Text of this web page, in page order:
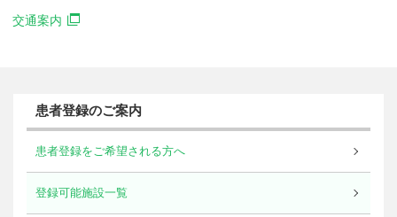
交通案内
患者登録のご案内
患者登録をご希望される方へ
登録可能施設一覧